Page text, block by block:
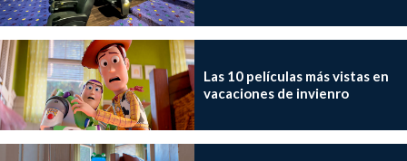
Las 10 películas más vistas en
vacaciones de invienro